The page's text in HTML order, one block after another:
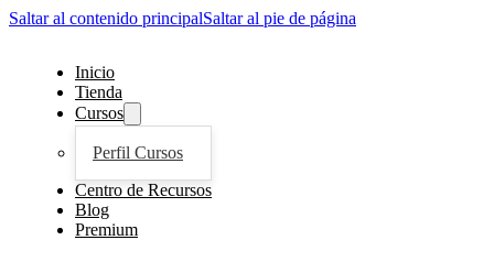
Saltar al contenido principalSaltar al pie de página
Inicio
Tienda
Cursos
Perfil Cursos
Centro de Recursos
Blog
Premium